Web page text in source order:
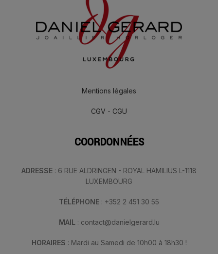
Mentions légales
CGV - CGU
COORDONNÉES
ADRESSE : 6 RUE ALDRINGEN - ROYAL HAMILIUS L-1118
LUXEMBOURG
TÉLÉPHONE : +352 2 451 30 55
MAIL : contact@danielgerard.lu
HORAIRES : Mardi au Samedi de 10h00 à 18h30 !